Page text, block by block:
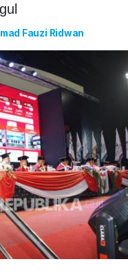
Fauzi Ridwan